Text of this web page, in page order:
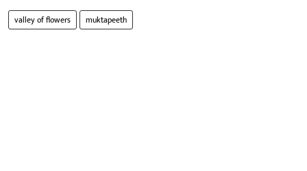
valley of flowers muktapeeth